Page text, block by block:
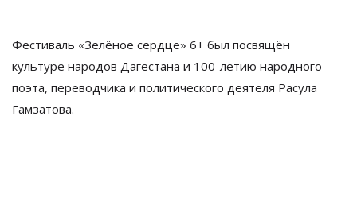
Фестиваль «Зелёное сердце» 6+ был посвящён
культуре народов Дагестана и 100-летию народного
поэта, переводчика и политического деятеля Расула
Гамзатова.